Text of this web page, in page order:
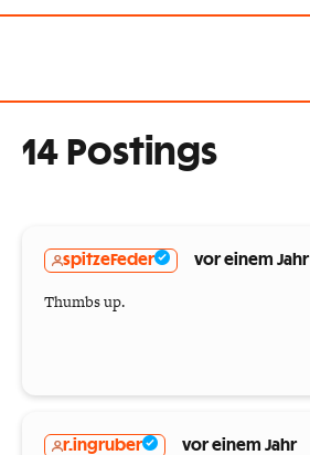
14 Postings
spitzeFeder vor einem Jahr
Thumbs up.
r.ingruber vor einem Jahr